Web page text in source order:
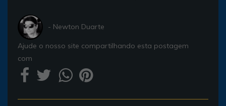
- Newton Duarte
Ajude o nosso site compartilhando esta postagem
com